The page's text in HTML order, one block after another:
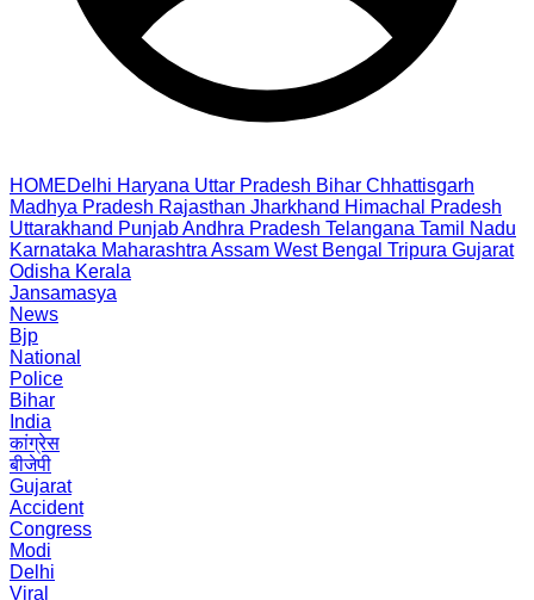
HOMEDelhi Haryana Uttar Pradesh Bihar Chhattisgarh
Madhya Pradesh Rajasthan Jharkhand Himachal Pradesh
Uttarakhand PunjabAndhra Pradesh Telangana Tamil Nadu
Karnataka Maharashtra Assam West Bengal Tripura Gujarat
Odisha Kerala
Jansamasya
News
Bjp
National
Police
Bihar
India
कांग्रेस
बीजेपी
Gujarat
Accident
Congress
Modi
Delhi
Viral